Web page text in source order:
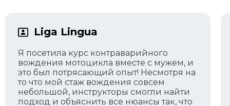
Liga Lingua
Я посетила курс контраварийного
вождения мотоцикла вместе с мужем, и
это был потрясающий опыт! Несмотря на
то что мой стаж вождения совсем
небольшой, инструкторы смогли найти
подход и объяснить все нюансы так, что